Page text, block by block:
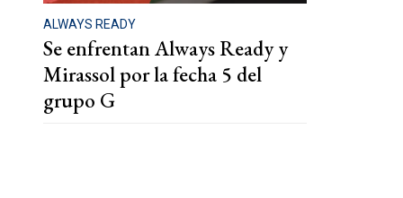
ALWAYS READY
Se enfrentan Always Ready y
Mirassol por la fecha 5 del
grupo G